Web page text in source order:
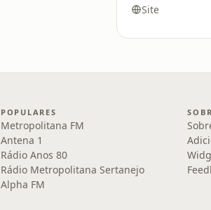
Site
POPULARES
Metropolitana FM
Antena 1
Rádio Anos 80
Rádio Metropolitana Sertanejo
Alpha FM